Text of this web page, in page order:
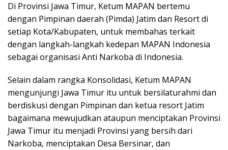
Di Provinsi Jawa Timur, Ketum MAPAN bertemu
dengan Pimpinan daerah (Pimda) Jatim dan Resort di
setiap Kota/Kabupaten, untuk membahas terkait
dengan langkah-langkah kedepan MAPAN Indonesia
sebagai organisasi Anti Narkoba di Indonesia.
Selain dalam rangka Konsolidasi, Ketum MAPAN
mengunjungi Jawa Timur itu untuk bersilaturahmi dan
berdiskusi dengan Pimpinan dan ketua resort Jatim
bagaimana mewujudkan ataupun menciptakan Provinsi
Jawa Timur itu menjadi Provinsi yang bersih dari
Narkoba, menciptakan Desa Bersinar, dan